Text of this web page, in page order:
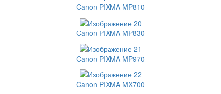
Canon PIXMA MP810
Canon PIXMA MP830
Canon PIXMA MP970
Canon PIXMA MX700